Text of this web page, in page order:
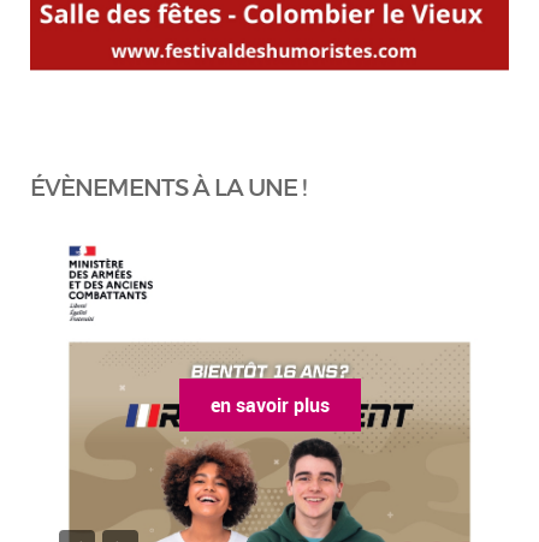
ÉVÈNEMENTS À LA UNE !
en savoir plus